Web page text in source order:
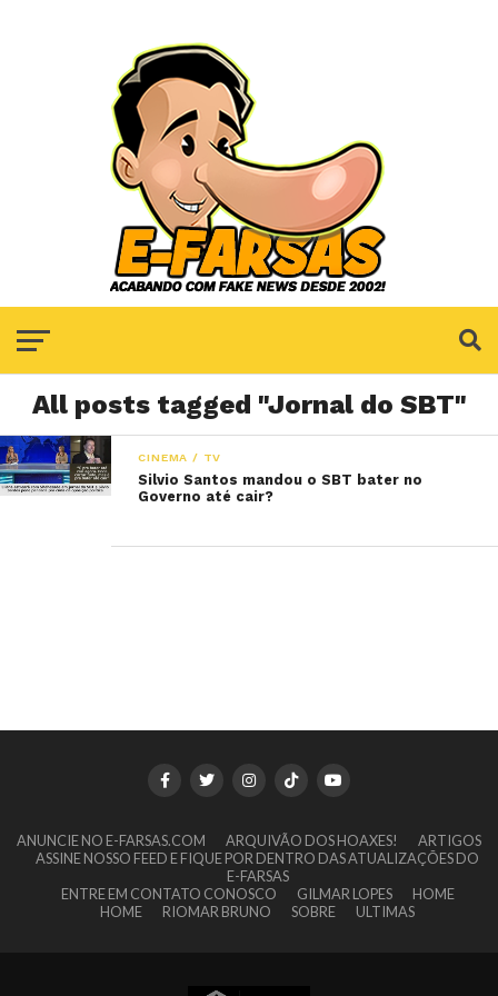
All posts tagged "Jornal do SBT"
CINEMA / TV
Silvio Santos mandou o SBT bater no
Governo até cair?
ANUNCIE NO E-FARSAS.COM ARQUIVÃO DOS HOAXES!
ARTIGOS
ASSINE NOSSO FEED E FIQUE POR DENTRO DAS ATUALIZAÇÕES DO
E-FARSAS
ENTRE EM CONTATO CONOSCO
GILMAR LOPES
HOME
HOME
RIOMAR BRUNO SOBRE ULTIMAS